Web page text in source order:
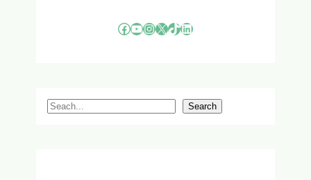
Facebook YouTube InstagramX TikTok LinkedIn
S
Search